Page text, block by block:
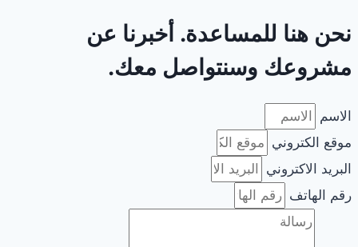
نحن هنا للمساعدة. أخبرنا عن
مشروعك وسنتواصل معك.
الاسم
موقع الكتروني
البريد الاكتروني
رقم الهاتف